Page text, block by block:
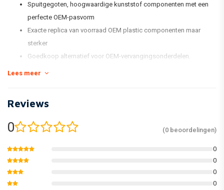
Spuitgegoten, hoogwaardige kunststof componenten met een
perfecte OEM-pasvorm
Exacte replica van voorraad OEM plastic componenten maar
sterker
Goedkoop alternatief voor OEM-vervangingsonderdelen.
Houd de kleur beter vast
Verpakt in een nieuwe en vernieuwde kitdoos en individueel
verpakt
* De standaard MX Replica Plastic-kit van Polisport omvat een
voorspatbord, een achterspatbord, kentekenplaat, vorkbeschermers,
Lees meer
Reviews
0 (0 beoordelingen)
0
0
0
0